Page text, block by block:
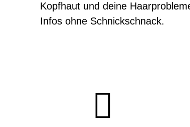
Kopfhaut und deine
Infos ohne Schnickschnack.
